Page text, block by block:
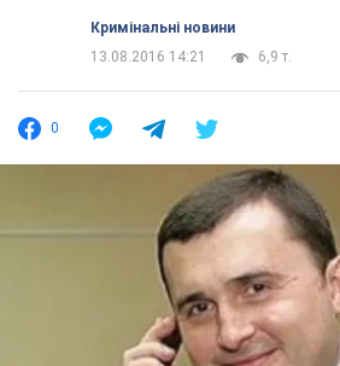
Кримінальні новини
13.08.2016 14:21
6,9 т.
0